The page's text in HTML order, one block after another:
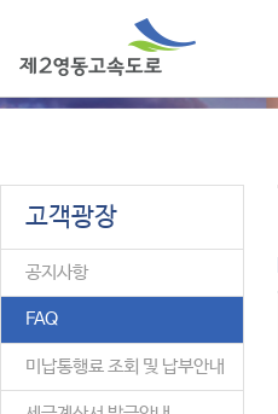
고객광장
공지사항
FAQ
미납통행료 조회 및 납부안내